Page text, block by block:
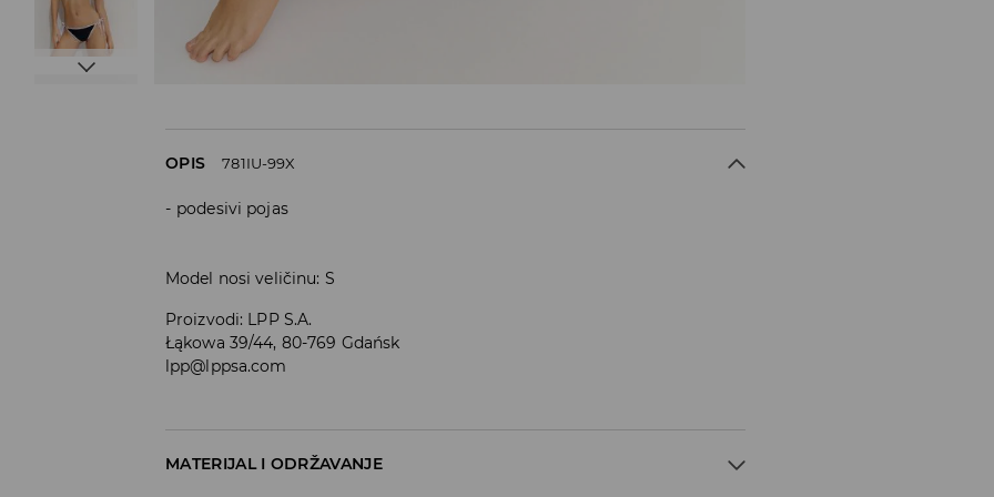
OPIS 781IU-99X
podesivi pojas
Model nosi veličinu: S
Proizvodi: LPP S.A.
Łąkowa 39/44, 80-769 Gdańsk
lpp@lppsa.com
MATERIJAL I ODRŽAVANJE